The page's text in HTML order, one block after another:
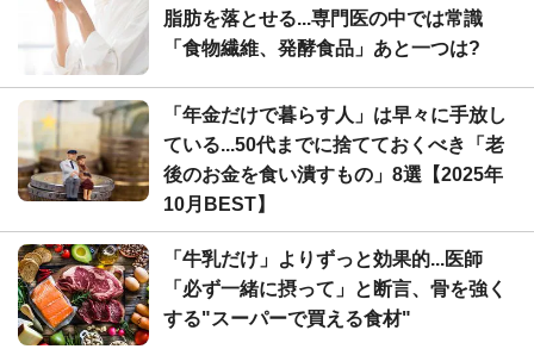
脂肪を落とせる...専門医の中では常識
「食物繊維、発酵食品」あと一つは?
「年金だけで暮らす人」は早々に手放し
ている...50代までに捨てておくべき「老
後のお金を食い潰すもの」8選【2025年
10月BEST】
「牛乳だけ」よりずっと効果的...医師
「必ず一緒に摂って」と断言、骨を強く
する"スーパーで買える食材"